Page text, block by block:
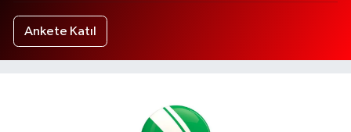
Ankete Katıl